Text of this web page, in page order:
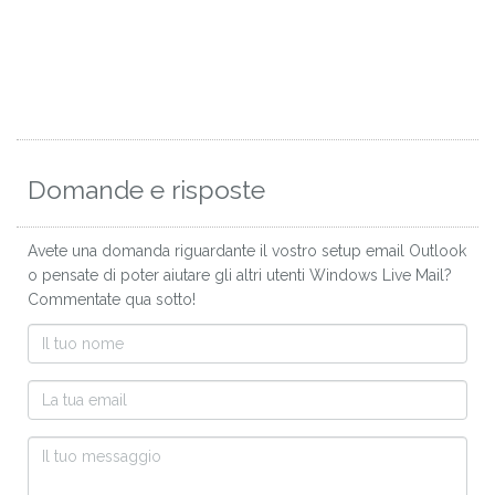
Domande e risposte
Avete una domanda riguardante il vostro setup email Outlook
o pensate di poter aiutare gli altri utenti Windows Live Mail?
Commentate qua sotto!